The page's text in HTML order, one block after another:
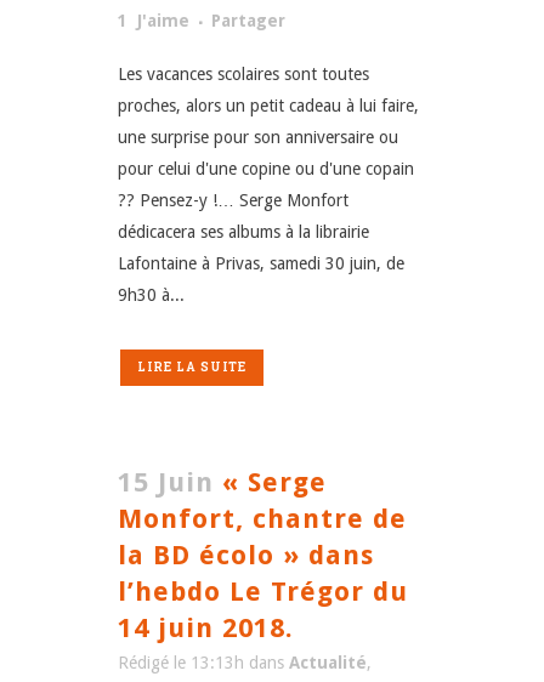
1
J'aime Partager
Les vacances scolaires sont toutes
proches, alors un petit cadeau à lui faire,
une surprise pour son anniversaire ou
pour celui d'une copine ou d'une copain
?? Pensez-y !… Serge Monfort
dédicacera ses albums à la librairie
Lafontaine à Privas, samedi 30 juin, de
9h30 à...
LIRE LA SUITE
15 Juin « Serge
Monfort, chantre de
la BD écolo » dans
l’hebdo Le Trégor du
14 juin 2018.
Rédigé le 13:13h dans Actualité,